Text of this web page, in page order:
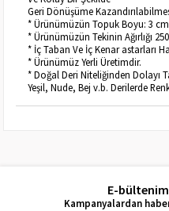
Geri Dönüşüme
* Ürünümüzün Topuk Boyu: 3
* Ürünümüzün Tekinin Ağırlığı
* İç Taban Ve İç Kenar astarları
* Ürünümüz Yerli Üretimdir.
* Doğal Deri Niteliğinden Dolayı
Yeşil, Nude, Bej v.b. Derilerde
E-